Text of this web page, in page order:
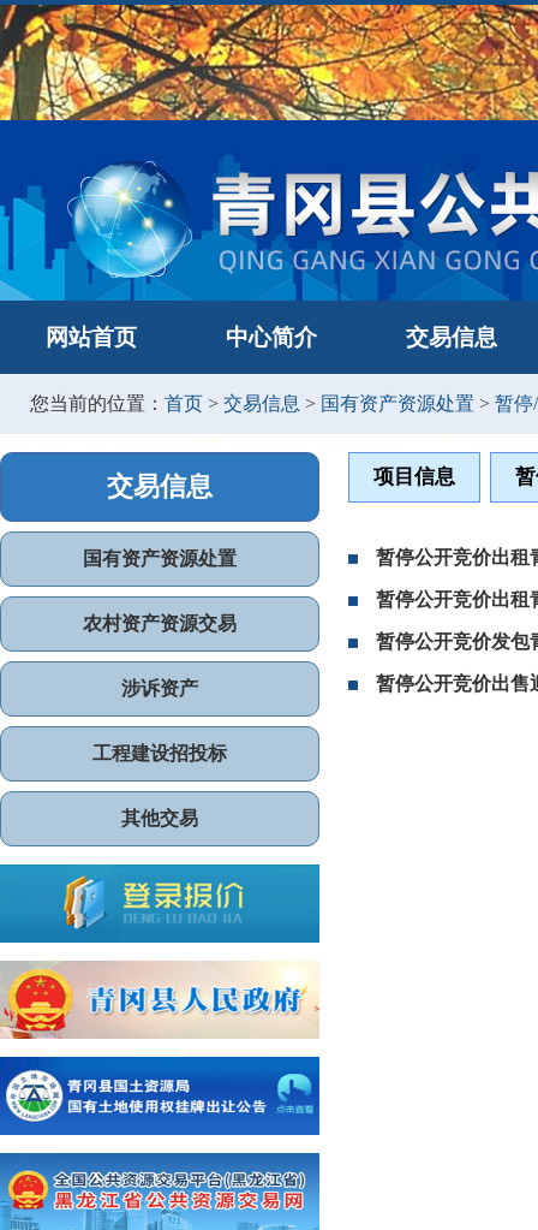
网站首页 中心简介 交易信息
您当前的位置： 首页 > 交易信息 > 国有资产资源处置 > 暂停
交易信息
国有资产资源处置
农村资产资源交易
涉诉资产
工程建设招投标
其他交易
项目信息
暂停公开竞价出租
暂停公开竞价出租
暂停公开竞价发包
暂停公开竞价出售